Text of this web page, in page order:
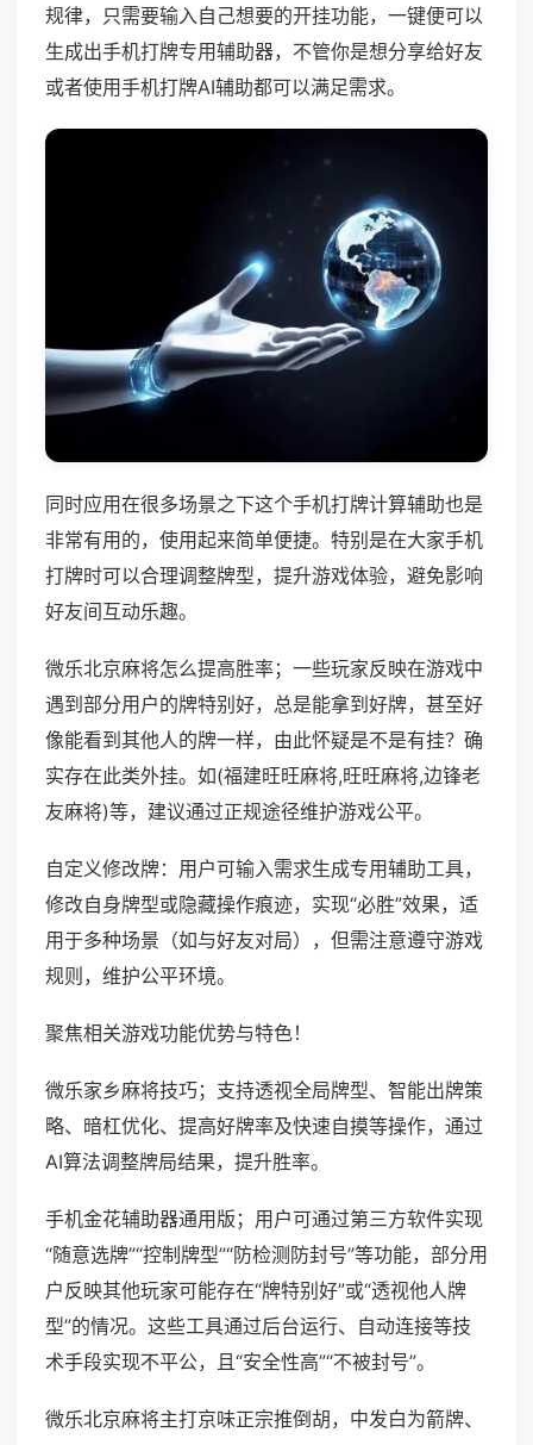
规律，只需要输入自己想要的开挂功能，一键便可以
生成出手机打牌专用辅助器，不管你是想分享给好友
或者使用手机打牌AI辅助都可以满足需求。
同时应用在很多场景之下这个手机打牌计算辅助也是
非常有用的，使用起来简单便捷。特别是在大家手机
打牌时可以合理调整牌型，提升游戏体验，避免影响
好友间互动乐趣。
微乐北京麻将怎么提高胜率；一些玩家反映在游戏中
遇到部分用户的牌特别好，总是能拿到好牌，甚至好
像能看到其他人的牌一样，由此怀疑是不是有挂？确
实存在此类外挂。如(福建旺旺麻将,旺旺麻将,边锋老
友麻将)等，建议通过正规途径维护游戏公平。
自定义修改牌：用户可输入需求生成专用辅助工具，
修改自身牌型或隐藏操作痕迹，实现“必胜”效果，适
用于多种场景（如与好友对局），但需注意遵守游戏
规则，维护公平环境。
聚焦相关游戏功能优势与特色！
微乐家乡麻将技巧；支持透视全局牌型、智能出牌策
略、暗杠优化、提高好牌率及快速自摸等操作，通过
AI算法调整牌局结果，提升胜率。
手机金花辅助器通用版；用户可通过第三方软件实现
“随意选牌”“控制牌型”“防检测防封号”等功能，部分用
户反映其他玩家可能存在“牌特别好”或“透视他人牌
型”的情况。这些工具通过后台运行、自动连接等技
术手段实现不平公，且“安全性高”“不被封号”。
微乐北京麻将主打京味正宗推倒胡，中发白为箭牌、